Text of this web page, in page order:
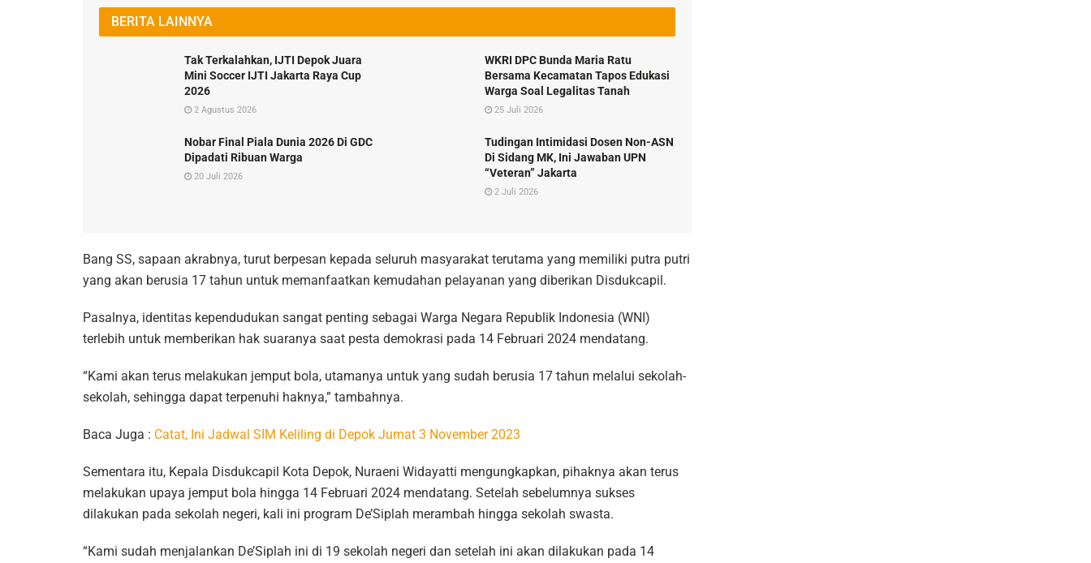
BERITA LAINNYA
Tak Terkalahkan, IJTI Depok Juara
Mini Soccer IJTI Jakarta Raya Cup
2026
2 Agustus 2026
WKRI DPC Bunda Maria Ratu
Bersama Kecamatan Tapos Edukasi
Warga Soal Legalitas Tanah
25 Juli 2026
Nobar Final Piala Dunia 2026 Di GDC
Dipadati Ribuan Warga
20 Juli 2026
Tudingan Intimidasi Dosen Non-ASN
Di Sidang MK, Ini Jawaban UPN
“Veteran” Jakarta
2 Juli 2026
Bang SS, sapaan akrabnya, turut berpesan kepada seluruh masyarakat terutama yang memiliki putra putri
yang akan berusia 17 tahun untuk memanfaatkan kemudahan pelayanan yang diberikan Disdukcapil.
Pasalnya, identitas kependudukan sangat penting sebagai Warga Negara Republik Indonesia (WNI)
terlebih untuk memberikan hak suaranya saat pesta demokrasi pada 14 Februari 2024 mendatang.
“Kami akan terus melakukan jemput bola, utamanya untuk yang sudah berusia 17 tahun melalui sekolah-
sekolah, sehingga dapat terpenuhi haknya,” tambahnya.
Baca Juga : Catat, Ini Jadwal SIM Keliling di Depok Jumat 3 November 2023
Sementara itu, Kepala Disdukcapil Kota Depok, Nuraeni Widayatti mengungkapkan, pihaknya akan terus
melakukan upaya jemput bola hingga 14 Februari 2024 mendatang. Setelah sebelumnya sukses
dilakukan pada sekolah negeri, kali ini program De’Siplah merambah hingga sekolah swasta.
“Kami sudah menjalankan De’Siplah ini di 19 sekolah negeri dan setelah ini akan dilakukan pada 14